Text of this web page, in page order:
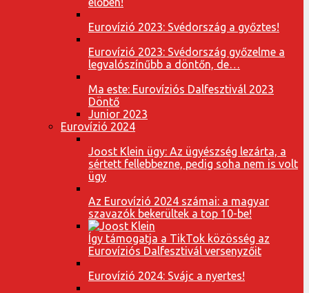
Eurovízió 2023: Svédország a győztes!
Eurovízió 2023: Svédország győzelme a
legvalószínűbb a döntőn, de…
Ma este: Eurovíziós Dalfesztivál 2023
Döntő
Junior 2023
Eurovízió 2024
Joost Klein ügy: Az ügyészség lezárta, a
sértett fellebbezne, pedig soha nem is volt
ügy
Az Eurovízió 2024 számai: a magyar
szavazók bekerültek a top 10-be!
Így támogatja a TikTok közösség az
Eurovíziós Dalfesztivál versenyzőit
Eurovízió 2024: Svájc a nyertes!